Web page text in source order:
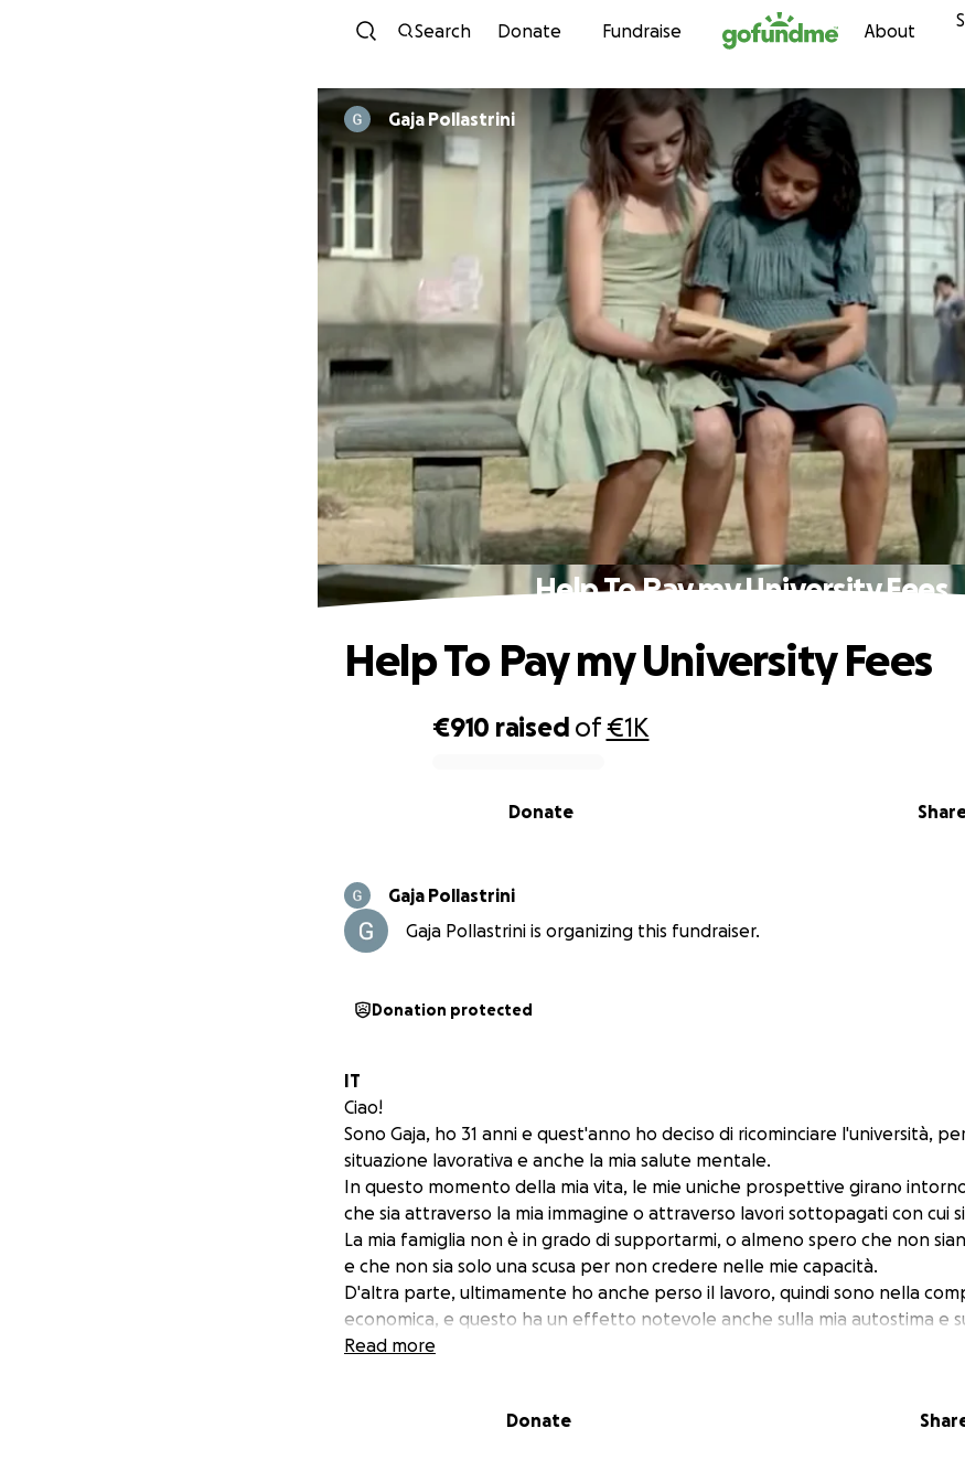
Skip to content
Search Donate Fundraise About
Gaja Pollastrini
Help To Pay my University Fees
€910 raised of€1K
Donate
Help To Pay my University Fees
Gaja Pollastrini
Gaja Pollastrini is organizing this fundraiser.
Donation protected
IT
Ciao!
Sono Gaja, ho 31 anni e quest'anno ho deciso di ricominciare l'università,
situazione lavorativa e anche la mia salute mentale.
In questo momento della mia vita, le mie uniche prospettive girano
che sia attraverso la mia immagine o attraverso lavori sottopagati con cui
La mia famiglia non è in grado di supportarmi, o almeno spero che non
e che non sia solo una scusa per non credere nelle mie capacità.
D'altra parte, ultimamente ho anche perso il lavoro, quindi sono nella
economica, e questo ha un effetto notevole anche sulla mia autostima e
mentale.
migliore. Amo imparare cose nuove, mi piace lo studio ed è sempre stata
Read more
Donate